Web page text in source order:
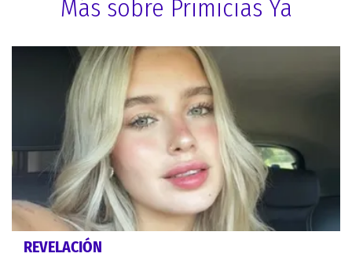
Más sobre Primicias Ya
REVELACIÓN